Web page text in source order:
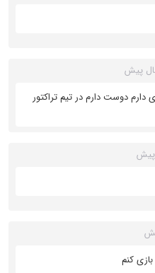
پیش
دارم دوست دارم در تیم تراکتور
کنم